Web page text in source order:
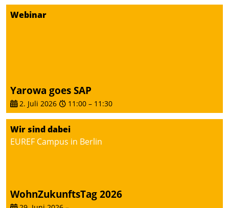
Webinar
Yarowa goes SAP
2. Juli 2026 11:00 – 11:30
Wir sind dabei
EUREF Campus in Berlin
WohnZukunftsTag 2026